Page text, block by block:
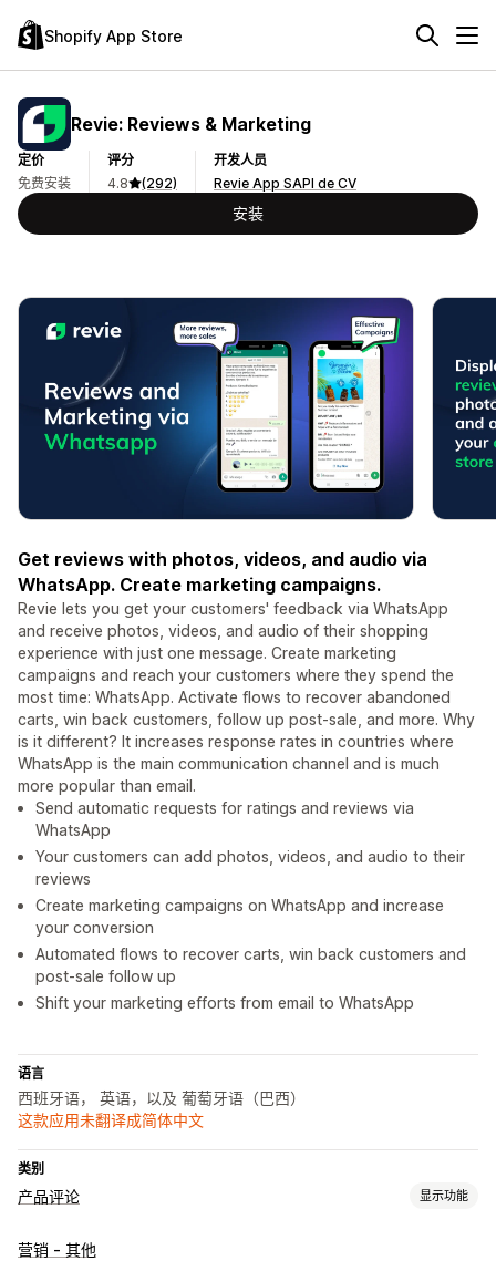
Shopify App Store
Revie: Reviews & Marketing
定价
免费安装
评分
4.8
(292)
开发人员
Revie App SAPI de CV
安装
Get reviews with photos, videos, and audio via
WhatsApp. Create marketing campaigns.
Revie lets you get your customers' feedback via WhatsApp
and receive photos, videos, and audio of their shopping
experience with just one message. Create marketing
campaigns and reach your customers where they spend the
most time: WhatsApp. Activate flows to recover abandoned
carts, win back customers, follow up post-sale, and more. Why
is it different? It increases response rates in countries where
WhatsApp is the main communication channel and is much
more popular than email.
Send automatic requests for ratings and reviews via
WhatsApp
Your customers can add photos, videos, and audio to their
reviews
Create marketing campaigns on WhatsApp and increase
your conversion
Automated flows to recover carts, win back customers and
post-sale follow up
Shift your marketing efforts from email to WhatsApp
语言
西班牙语， 英语，以及 葡萄牙语（巴西）
这款应用未翻译成简体中文
类别
产品评论 显示功能
展示选项
营销 - 其他